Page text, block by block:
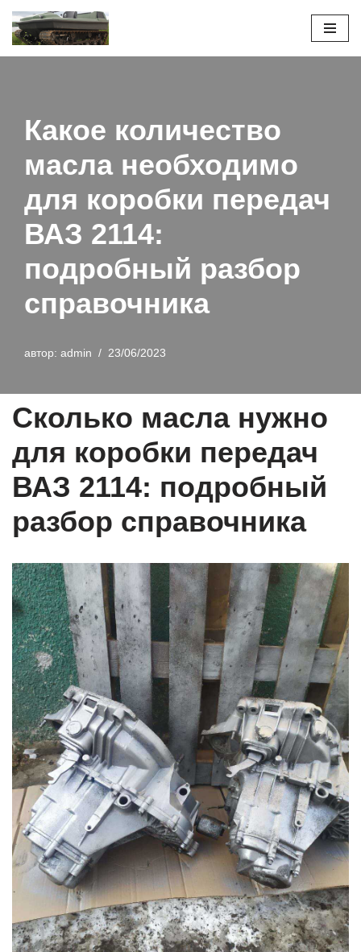
Перейти
Какое количество
масла необходимо
для коробки передач
ВАЗ 2114:
подробный разбор
справочника
автор: admin 23/06/2023
Сколько масла нужно
для коробки передач
ВАЗ 2114: подробный
разбор справочника